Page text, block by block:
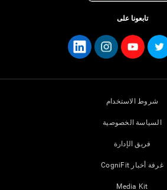
تابعونا على
شروط الاستخدام
السياسة الخصوصية
فريق الإدارة
غرفة أخبار CogniFit
Media Kit